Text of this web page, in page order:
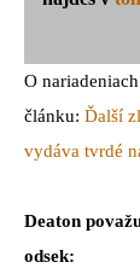
O
článku: Ďalší
vydáva tvrdé
Deaton
odsek: